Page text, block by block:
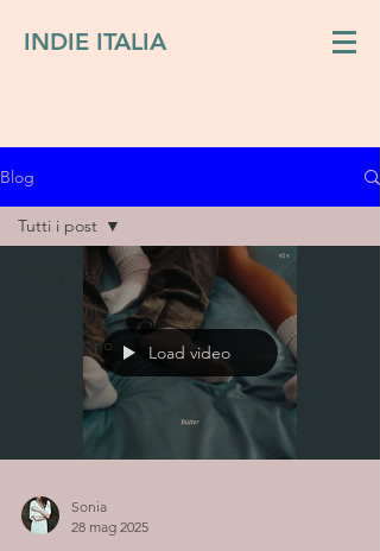
INDIE ITALIA
Blog
Tutti i post
Recensioni
Indie italiano
Interviste
Tutti i post
Load video
Sonia
28 mag 2025